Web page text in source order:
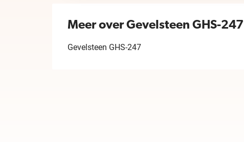
Meer over Gevelsteen GHS-247
Gevelsteen GHS-247